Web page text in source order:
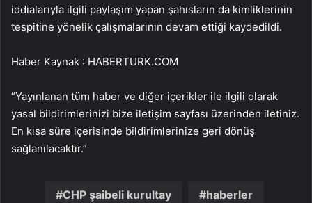
iddialarıyla ilgili paylaşım yapan şahısların da kimliklerinin
tespitine yönelik çalışmalarının devam ettiği kaydedildi.
Haber Kaynak : HABERTURK.COM
“Yayınlanan tüm haber ve diğer içerikler ile ilgili olarak
yasal bildirimlerinizi bize iletişim sayfası üzerinden iletiniz.
En kısa süre içerisinde bildirimlerinize geri dönüş
sağlanılacaktır.”
CHP şaibeli kurultay haberler